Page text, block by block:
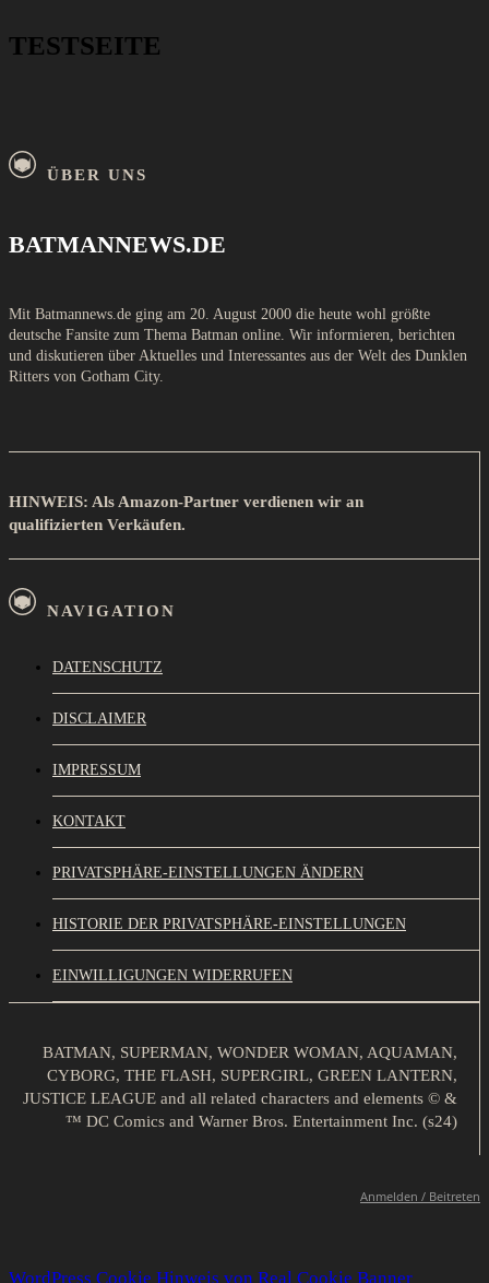
TESTSEITE
ÜBER UNS
BATMANNEWS.DE
Mit Batmannews.de ging am 20. August 2000 die heute wohl größte
deutsche Fansite zum Thema Batman online. Wir informieren, berichten
und diskutieren über Aktuelles und Interessantes aus der Welt des Dunklen
Ritters von Gotham City.
HINWEIS: Als Amazon-Partner verdienen wir an
qualifizierten Verkäufen.
NAVIGATION
DATENSCHUTZ
DISCLAIMER
IMPRESSUM
KONTAKT
PRIVATSPHÄRE-EINSTELLUNGEN ÄNDERN
HISTORIE DER PRIVATSPHÄRE-EINSTELLUNGEN
EINWILLIGUNGEN WIDERRUFEN
BATMAN, SUPERMAN, WONDER WOMAN, AQUAMAN,
CYBORG, THE FLASH, SUPERGIRL, GREEN LANTERN,
JUSTICE LEAGUE and all related characters and elements © &
™ DC Comics and Warner Bros. Entertainment Inc. (s24)
Anmelden / Beitreten
WordPress Cookie Hinweis von Real Cookie Banner